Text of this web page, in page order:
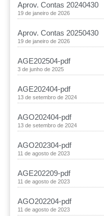
Aprov. Contas 20240430
19 de janeiro de 2026
Aprov. Contas 20250430
19 de janeiro de 2026
AGE202504-pdf
3 de junho de 2025
AGE202404-pdf
13 de setembro de 2024
AGO202404-pdf
13 de setembro de 2024
AGO202304-pdf
11 de agosto de 2023
AGE202209-pdf
11 de agosto de 2023
AGO202204-pdf
11 de agosto de 2023